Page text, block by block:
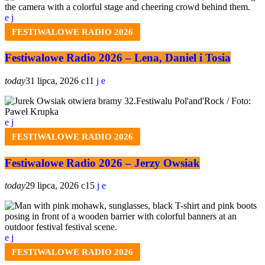
FESTIWALOWE RADIO 2026
Festiwalowe Radio 2026 – Lena, Daniel i Tosia
today31 lipca, 2026 11
FESTIWALOWE RADIO 2026
Festiwalowe Radio 2026 – Jerzy Owsiak
today29 lipca, 2026 15
FESTIWALOWE RADIO 2026